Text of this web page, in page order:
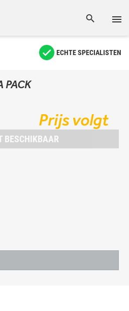
ECHTE SPECIALISTEN
PACK
Prijs volgt
BESCHIKBAAR